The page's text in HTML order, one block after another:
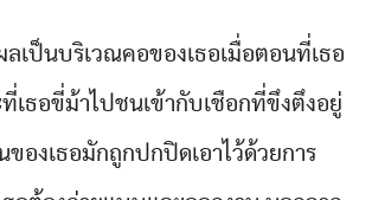
เป็นบริเวณคอของเธอเมื่อตอนที่เธอ
เธอขี่ม้าไปชนเข้ากับเชือกที่ขึงตึงอยู่
ของเธอมักถูกปกปิดเอาไว้ด้วยการ